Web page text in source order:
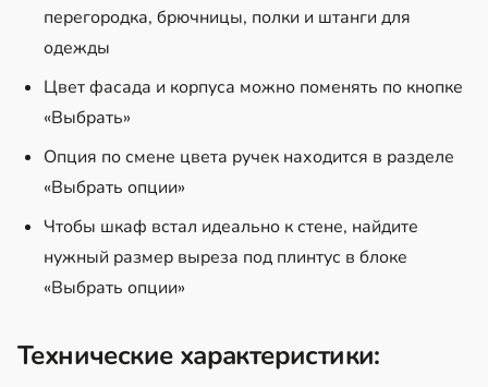
перегородка, брючницы, полки и штанги для
одежды
Цвет фасада и корпуса можно поменять по кнопке
«Выбрать»
Опция по смене цвета ручек находится в разделе
«Выбрать опции»
Чтобы шкаф встал идеально к стене, найдите
нужный размер выреза под плинтус в блоке
«Выбрать опции»
Технические характеристики: